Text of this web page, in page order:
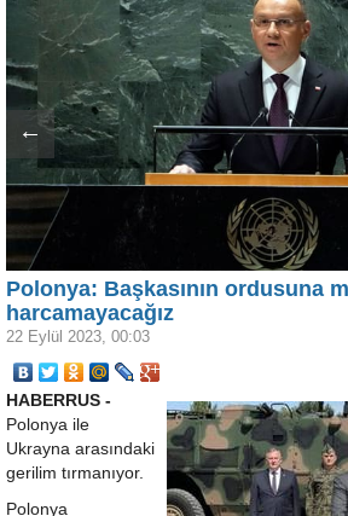
←
Polonya: Başkasının ordusuna
harcamayacağız
22 Eylül 2023, 00:03
HABERRUS -
Polonya ile
Ukrayna arasındaki
gerilim tırmanıyor.
Polonya